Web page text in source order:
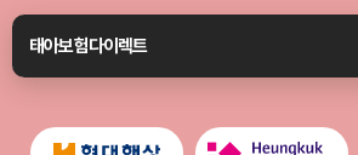
태아보험다이렉트